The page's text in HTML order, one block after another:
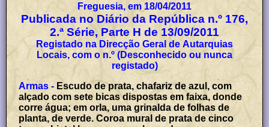
Freguesia, em 18/04/2011
Publicada no Diário da República n.º 176,
2.ª Série, Parte H de 13/09/2011
Registado na Direcção Geral de Autarquias
Locais, com o n.º (Desconhecido ou nunca
registado)
Armas - Escudo de prata, chafariz de azul, com
alçado com sete bicas dispostas em faixa, donde
corre água; em orla, uma grinalda de folhas de
planta, de verde. Coroa mural de prata de cinco